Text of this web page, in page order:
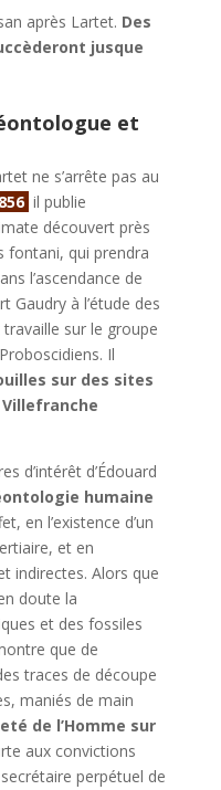
après Lartet. Des
jusque
et
ne s’arrête pas au
il publie
découvert près
fontani, qui prendra
l’ascendance de
Gaudry à l’étude des
sur le groupe
Il
sur des sites
Villefranche
d’intérêt d’Édouard
humaine
en l’existence d’un
et en
indirectes. Alors que
doute la
et des fossiles
que de
traces de découpe
maniés de main
de l’Homme sur
aux convictions
perpétuel de